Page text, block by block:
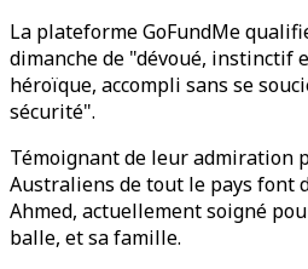
La plateforme GoFundMe
dimanche de "dévoué, instinctif
héroïque, accompli sans se
sécurité".
Témoignant de leur admiration
Australiens de tout le pays font
Ahmed, actuellement soigné
balle, et sa famille.